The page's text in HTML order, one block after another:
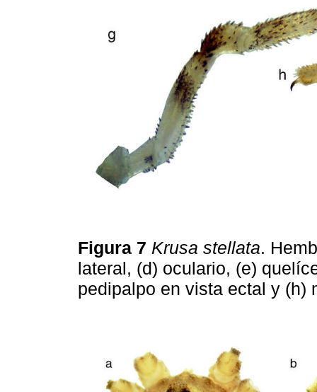
Figura 7 Krusa stellata.
lateral, (d) oculario, (e)
pedipalpo en vista ectal y (h)